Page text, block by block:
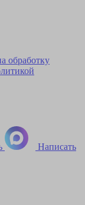
обработку
Написать